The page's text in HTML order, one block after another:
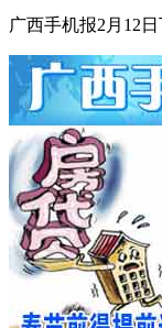
广西手机报2月12